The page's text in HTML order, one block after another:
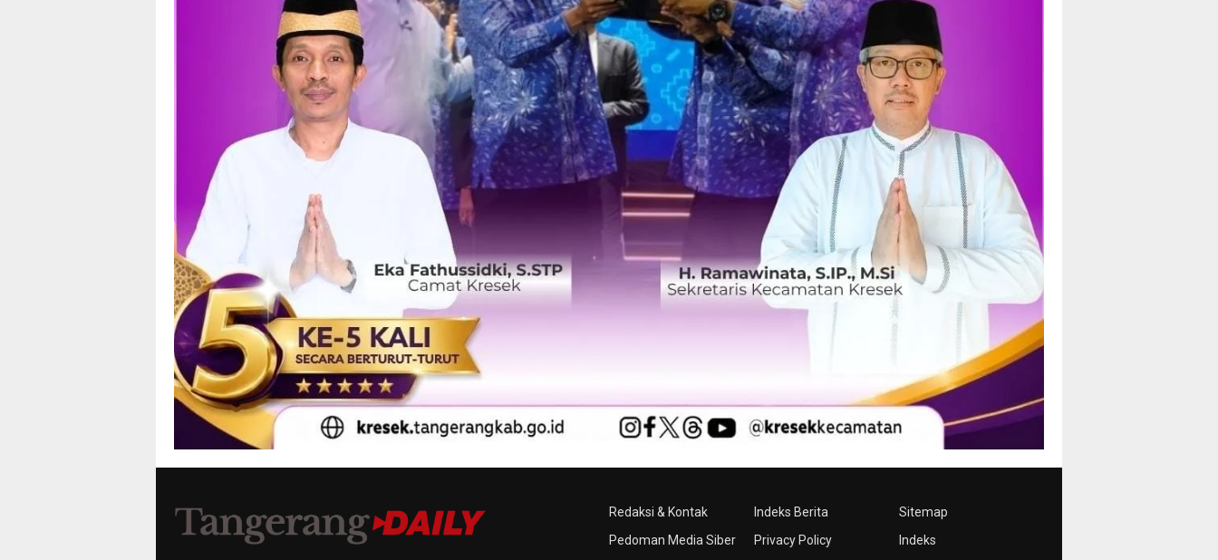
Redaksi & Kontak
Pedoman Media Siber
Indeks Berita
Privacy Policy
Sitemap
Indeks